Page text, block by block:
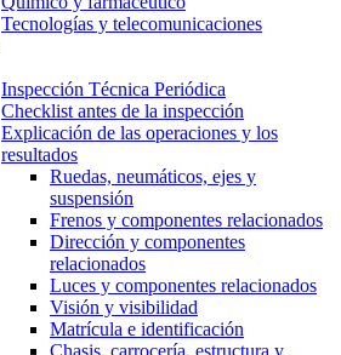
Tecnologías y telecomunicaciones
Inspección Técnica Periódica
Checklist antes de la inspección
Explicación de las operaciones y los
resultados
Ruedas, neumáticos, ejes y
suspensión
Frenos y componentes relacionados
Dirección y componentes
relacionados
Luces y componentes relacionados
Visión y visibilidad
Matrícula e identificación